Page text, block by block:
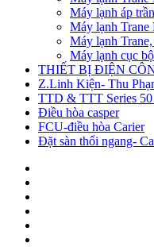
Máy lạnh áp
Máy lạnh
Máy lạnh
Máy lạnh cục
THIẾT BỊ ĐIỆN
Z.Linh Kiện- Thu
TTD & TTT Series
Điều hòa casper
FCU-điều hòa Carier
Đặt sàn thổi ngang-